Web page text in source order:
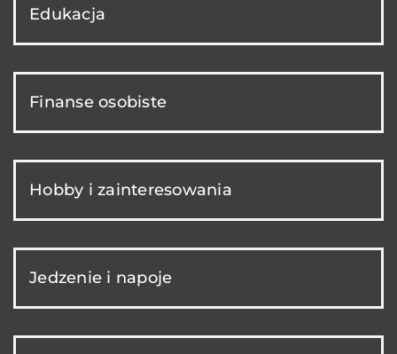
Edukacja
Finanse osobiste
Hobby i zainteresowania
Jedzenie i napoje